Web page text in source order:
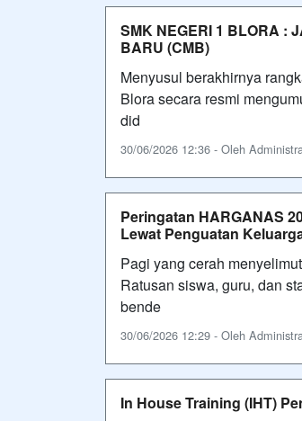
SMK NEGERI 1 BLORA :
BARU (CMB)
Menyusul berakhirnya
Blora secara resmi
did
30/06/2026 12:36 - Oleh
Peringatan HARGANAS
Lewat Penguatan
Pagi yang cerah
Ratusan siswa, guru, dan
bende
30/06/2026 12:29 - Oleh
In House Training (IHT)